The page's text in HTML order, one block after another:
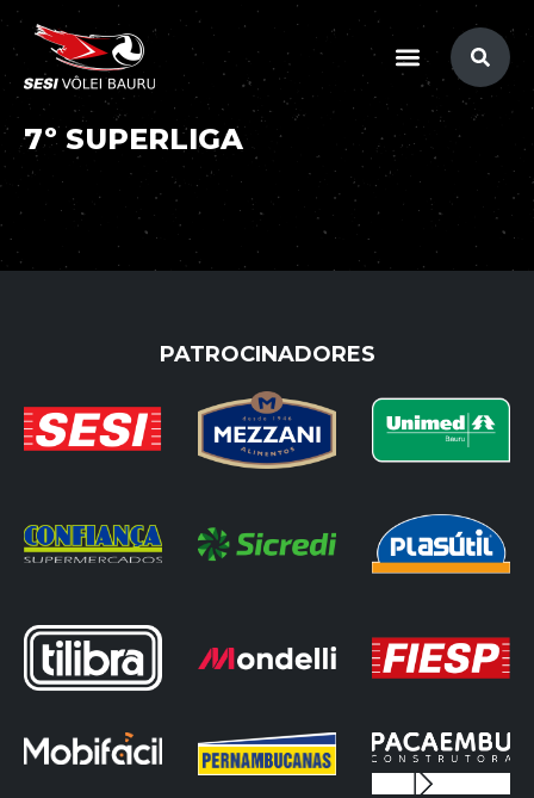
conteúdo
7º SUPERLIGA
PATROCINADORES